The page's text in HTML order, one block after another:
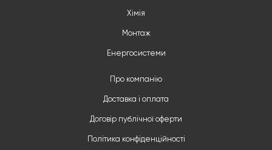
Хімія
Монтаж
Енергосистеми
Про компанію
Доставка і оплата
Договір публічної оферти
Політика конфіденційності